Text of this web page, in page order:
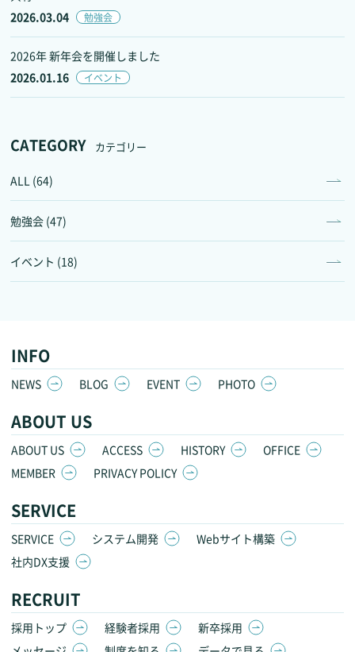
2026.03.04 勉強会
2026.01.16 イベント
2026年 新年会を開催しました
CATEGORY カテゴリー
ALL (64)
勉強会 (47)
イベント (18)
INFO
NEWS BLOG EVENT PHOTO
ABOUT US
ABOUT US ACCESS HISTORY
OFFICE
MEMBER
PRIVACY POLICY
SERVICE
SERVICE システム開発
Webサイト構築
社内DX支援
RECRUIT
採用トップ 経験者採用
新卒採用